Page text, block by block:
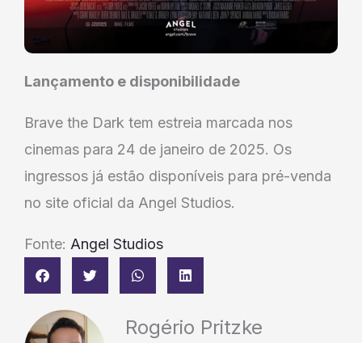
Lançamento e disponibilidade
Brave the Dark tem estreia marcada nos
cinemas para 24 de janeiro de 2025. Os
ingressos já estão disponíveis para pré-venda
no site oficial da Angel Studios.
Fonte: Angel Studios
Rogério Pritzke